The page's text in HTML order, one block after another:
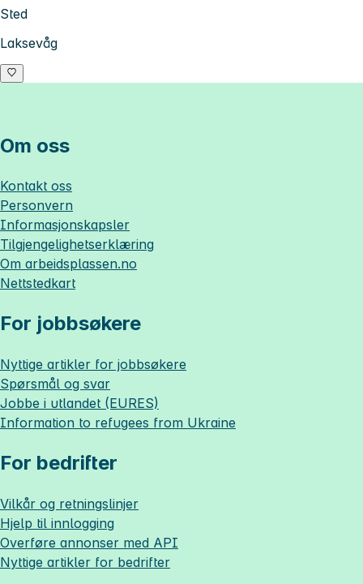
Sted
Laksevåg
Om oss
Kontakt oss
Personvern
Informasjonskapsler
Tilgjengelighetserklæring
Om arbeidsplassen.no
Nettstedkart
For jobbsøkere
Nyttige artikler for jobbsøkere
Spørsmål og svar
Jobbe i utlandet (EURES)
Information to refugees from Ukraine
For bedrifter
Vilkår og retningslinjer
Hjelp til innlogging
Overføre annonser med API
Nyttige artikler for bedrifter